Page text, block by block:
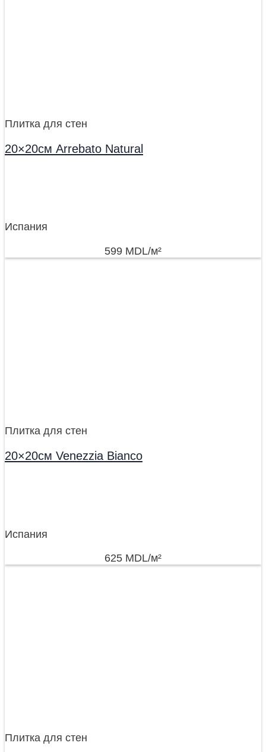
Плитка для стен
20×20см Arrebato Natural
Испания
599 MDL/м²
Плитка для стен
20×20см Venezzia Bianco
Испания
625 MDL/м²
Плитка для стен